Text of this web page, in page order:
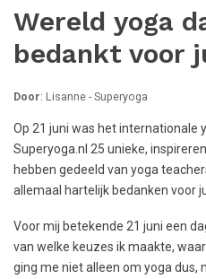
Wereld yoga
bedankt voor
Door: Lisanne - Superyoga
Op 21 juni was het internationale
Superyoga.nl 25 unieke,
hebben gedeeld van yoga
allemaal hartelijk bedanken voor
Voor mij betekende 21 juni een
van welke keuzes ik maakte,
ging me niet alleen om yoga dus,